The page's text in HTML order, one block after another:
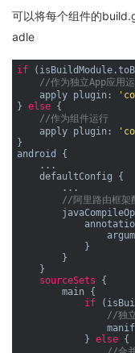
可以将每个组件的
adle
if
//作为独立App应用
    apply plugin:
} else {
//作为组件运行
    apply plugin:
}
android {
    ...
    defaultConfig {
        ...
//阿里路由框架
            }
        }
    }
sourceSets {
        main {
if
//独
            }
else {